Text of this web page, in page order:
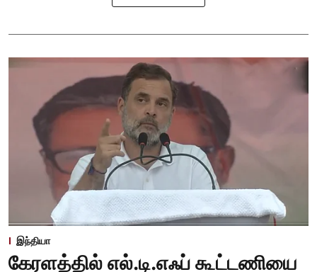
இந்தியா
கேரளத்தில் எல்.டி.எஃப் கூட்டணியை